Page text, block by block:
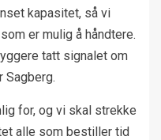
kapasitet, så vi
er mulig å håndtere.
tatt signalet om
Sagberg.
for, og vi skal strekke
alle som bestiller tid